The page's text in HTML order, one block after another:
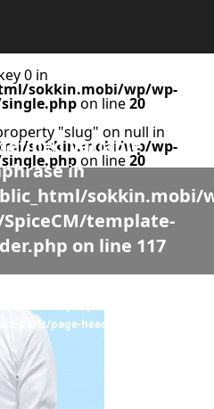
0 in
sokkin.mobi/wp/wp-
on line20
"slug" on null in
sokkin.mobi/wp/wp-
on line20
variable
in
sokkin.mobi/
template-
on line 117
parts/page-header.php